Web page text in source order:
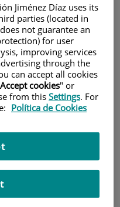
PREDOCTORAL
PRE/BMD-9453
para
PEJD-
9453
Jiménez Díaz uses its
parties (located in
not guarantee an
for user
improving services
through the
can accept all cookies
Accept cookies" or
from thisSettings. For
Política de Cookies